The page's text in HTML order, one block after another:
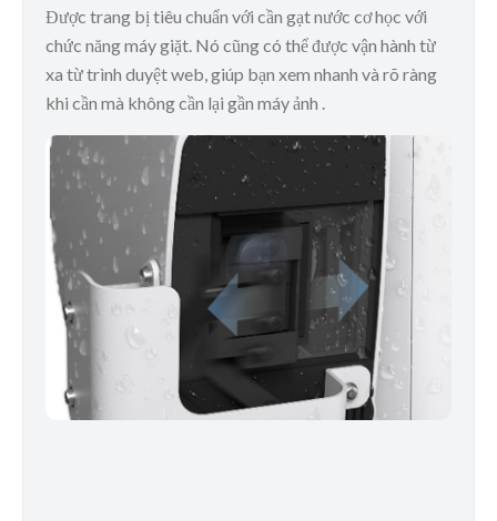
Được trang bị tiêu chuẩn với cần gạt nước cơ học với
chức năng máy giặt. Nó cũng có thể được vận hành từ
xa từ trình duyệt web, giúp bạn xem nhanh và rõ ràng
khi cần mà không cần lại gần máy ảnh .